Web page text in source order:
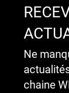
Ne
chaine